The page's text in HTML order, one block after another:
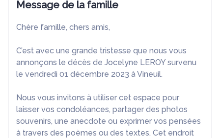
Message de la famille
Chère famille, chers amis,
C’est avec une grande tristesse que nous vous
annonçons le décès de Jocelyne LEROY survenu
le vendredi 01 décembre 2023 à Vineuil.
Nous vous invitons à utiliser cet espace pour
laisser vos condoléances, partager des photos
souvenirs, une anecdote ou exprimer vos pensées
à travers des poèmes ou des textes. Cet endroit